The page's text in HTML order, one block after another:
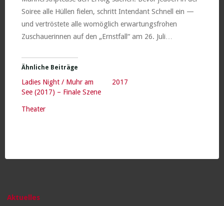
Soiree alle Hüllen fielen, schritt Intendant Schnell ein —
und vertröstete alle womöglich erwartungsfrohen
Zuschauerinnen auf den „Ernstfall“ am 26. Juli…
Ähnliche Beiträge
Ladies Night / Muhr am
See (2017) – Finale Szene
2017
Theater
Aktuelles